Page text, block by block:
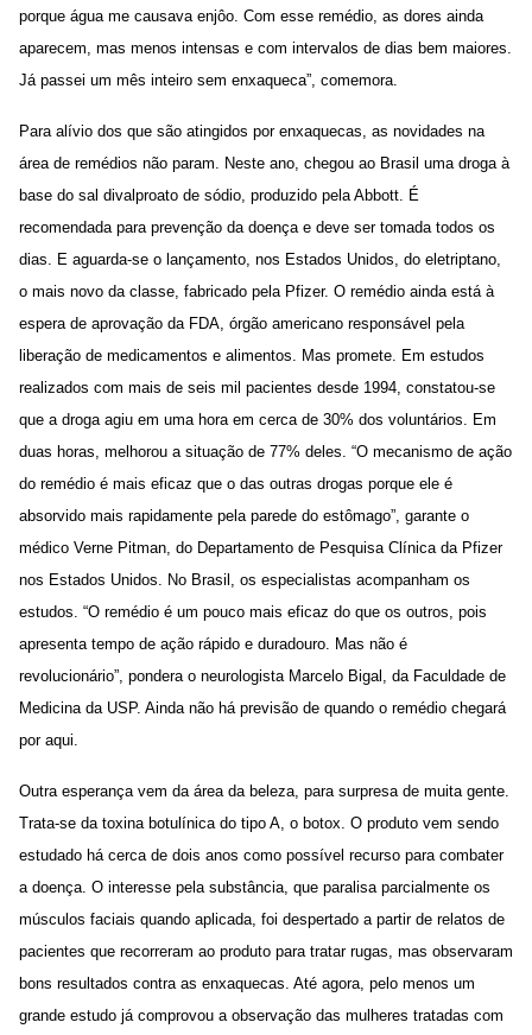
porque água me causava enjôo. Com esse remédio, as dores ainda
aparecem, mas menos intensas e com intervalos de dias bem maiores.
Já passei um mês inteiro sem enxaqueca”, comemora.
Para alívio dos que são atingidos por enxaquecas, as novidades na
área de remédios não param. Neste ano, chegou ao Brasil uma droga à
base do sal divalproato de sódio, produzido pela Abbott. É
recomendada para prevenção da doença e deve ser tomada todos os
dias. E aguarda-se o lançamento, nos Estados Unidos, do eletriptano,
o mais novo da classe, fabricado pela Pfizer. O remédio ainda está à
espera de aprovação da FDA, órgão americano responsável pela
liberação de medicamentos e alimentos. Mas promete. Em estudos
realizados com mais de seis mil pacientes desde 1994, constatou-se
que a droga agiu em uma hora em cerca de 30% dos voluntários. Em
duas horas, melhorou a situação de 77% deles. “O mecanismo de ação
do remédio é mais eficaz que o das outras drogas porque ele é
absorvido mais rapidamente pela parede do estômago”, garante o
médico Verne Pitman, do Departamento de Pesquisa Clínica da Pfizer
nos Estados Unidos. No Brasil, os especialistas acompanham os
estudos. “O remédio é um pouco mais eficaz do que os outros, pois
apresenta tempo de ação rápido e duradouro. Mas não é
revolucionário”, pondera o neurologista Marcelo Bigal, da Faculdade de
Medicina da USP. Ainda não há previsão de quando o remédio chegará
por aqui.
Outra esperança vem da área da beleza, para surpresa de muita gente.
Trata-se da toxina botulínica do tipo A, o botox. O produto vem sendo
estudado há cerca de dois anos como possível recurso para combater
a doença. O interesse pela substância, que paralisa parcialmente os
músculos faciais quando aplicada, foi despertado a partir de relatos de
pacientes que recorreram ao produto para tratar rugas, mas observaram
bons resultados contra as enxaquecas. Até agora, pelo menos um
grande estudo já comprovou a observação das mulheres tratadas com